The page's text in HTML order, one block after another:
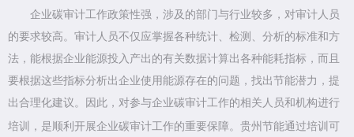
企业碳审计工作政策性强，涉及的部门与行业较多，对审计人员
的要求较高。审计人员不仅应掌握各种统计、检测、分析的标准和方
法，能根据企业能源投入产出的有关数据计算出各种能耗指标，而且
要根据这些指标分析出企业使用能源存在的问题，找出节能潜力，提
出合理化建议。因此，对参与企业碳审计工作的相关人员和机构进行
培训，是顺利开展企业碳审计工作的重要保障。 贵州节能通过培训可